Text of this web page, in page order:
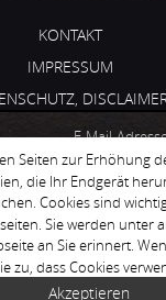
KONTAKT
IMPRESSUM
PRESSE & PARTNER
ÜBER MICH
NEWSLETTER
DIE
E-Mail-
Vorname
Nachname
Seiten zur Erhöhung
die Ihr Endgerät
Cookies sind
Sie werden unter
an Sie erinnert.
zu, dass Cookies
Akzeptieren